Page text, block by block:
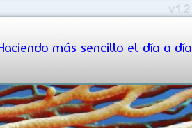
más sencillo el día a día